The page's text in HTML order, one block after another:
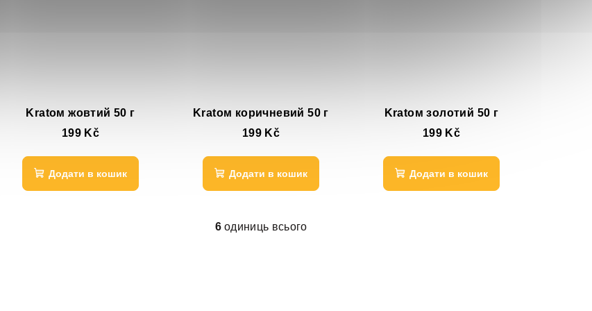
Kratом жовтий 50 г
199 Kč
Додати в кошик
Kratом коричневий 50 г
199 Kč
Додати в кошик
Kratом золотий 50 г
199 Kč
Додати в кошик
Е
6одиниць всього